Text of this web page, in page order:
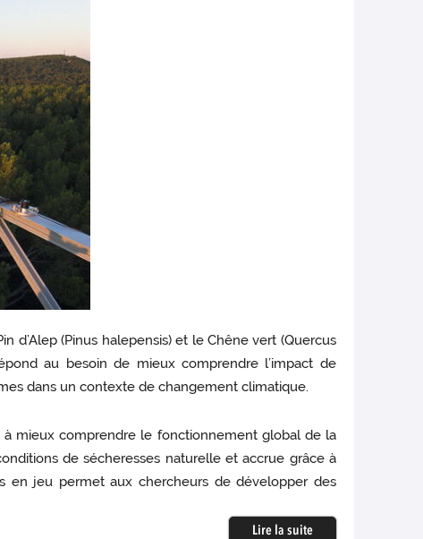
d’Alep (Pinus halepensis) et le Chêne vert (Quercus
au besoin de mieux comprendre l’impact de
dans un contexte de changement climatique.
à mieux comprendre le fonctionnement global de la
de sécheresses naturelle et accrue grâce à
en jeu permet aux chercheurs de développer des
Lire la suite